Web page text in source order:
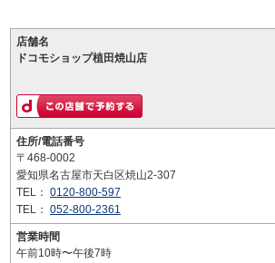
店舗名
ドコモショップ植田焼山店
住所/電話番号
〒468-0002
愛知県名古屋市天白区焼山2-307
TEL： 0120-800-597
TEL： 052-800-2361
営業時間
午前10時〜午後7時